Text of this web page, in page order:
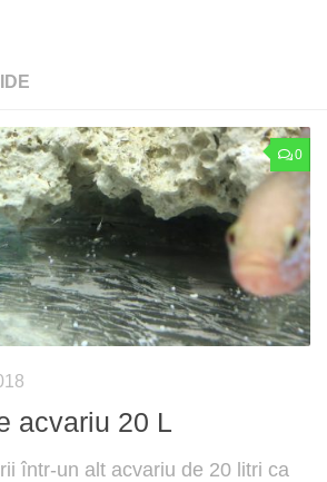
0
acvariu 20 L
într-un alt acvariu de 20 litri ca